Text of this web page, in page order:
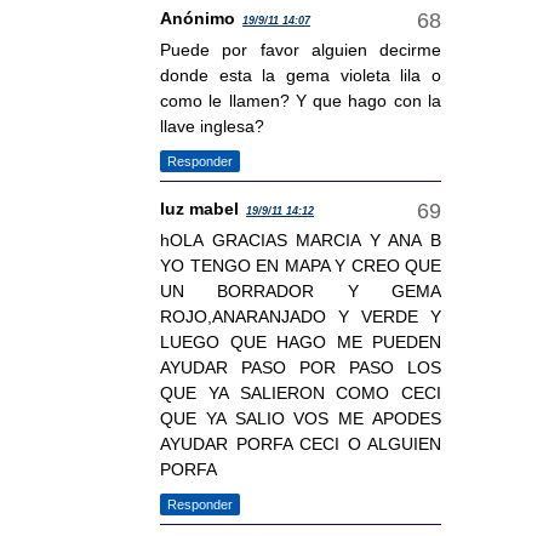
Anónimo 19/9/11 14:07
Puede por favor alguien decirme
donde esta la gema violeta lila o
como le llamen? Y que hago con la
llave inglesa?
Responder
luz mabel 19/9/11 14:12
hOLA GRACIAS MARCIA Y ANA B
YO TENGO EN MAPA Y CREO QUE
UN BORRADOR Y GEMA
ROJO,ANARANJADO Y VERDE Y
LUEGO QUE HAGO ME PUEDEN
AYUDAR PASO POR PASO LOS
QUE YA SALIERON COMO CECI
QUE YA SALIO VOS ME APODES
AYUDAR PORFA CECI O ALGUIEN
PORFA
Responder